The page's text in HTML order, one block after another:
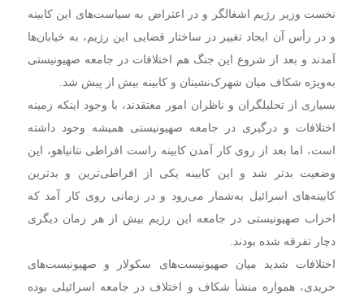
نخست وزیر رژیم اشغالگر و در اعتراض به سیاست‌های این کابینه
و در رأس آن ایجاد تغییر در ساختار قضایی این رژیم، به خیابان‌ها
آمدند و بعد از شروع این جنگ هم اختلافات در جامعه صهیونیستی
به‌ویژه شکاف میان شهرک‌نشینان و کابینه بیش از پیش شد.
بسیاری از تحلیلگران و ناظران امور معتقدند، با وجود اینکه زمینه
اختلافات و درگیری در جامعه صهیونیستی همیشه وجود داشته
است، اما بعد از روی کار آمدن کابینه راست افراطی نتانیاهو، این
وضعیت بدتر شد و این کابینه یکی از افراطی‌ترین و بدترین
کابینه‌های اسرائیل به‌شمار می‌رود و در زمانی روی کار آمد که
احزاب صهیونیستی در جامعه این رژیم بیش از هر زمان دیگری
دچار تفرقه شده بودند.
اختلافات شدید میان صهیونیست‌های سکولار و صهیونیست‌های
حریدی، همواره منشأ شکاف و اختلاف در جامعه اسرائیلی بوده